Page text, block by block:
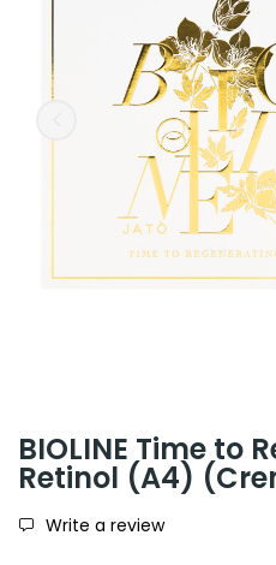
BIOLINE Time to
Retinol (A4)
Write a review